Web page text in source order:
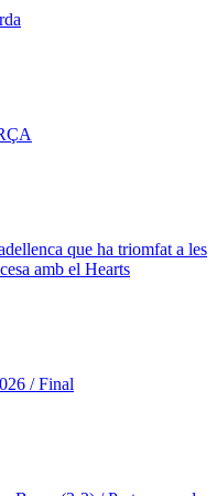
que ha triomfat a les
amb el Hearts
/ Final